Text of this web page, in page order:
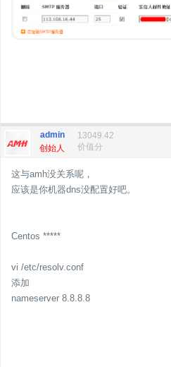
admin
创始人
13049.42
价值分
这与amh没关系呢，
应该是你机器dns没配置好吧。
Centos *****
vi /etc/resolv.conf
添加
nameserver 8.8.8.8